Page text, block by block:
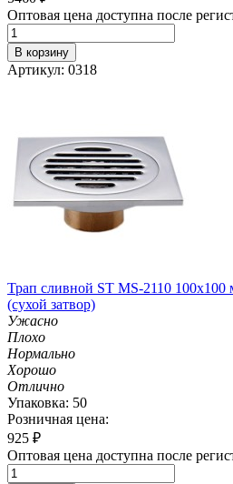
Оптовая цена доступна после
В корзину
Артикул: 0318
Трап сливной ST MS-2110
(сухой затвор)
Ужасно
Плохо
Нормально
Хорошо
Отлично
Упаковка: 50
Розничная цена:
925 ₽
Оптовая цена доступна после